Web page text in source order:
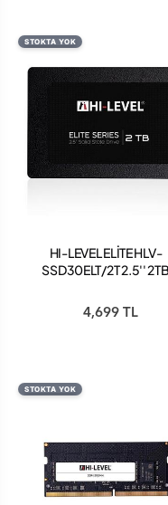
STOKTA YOK
HI-LEVEL ELİTE HLV-
SSD30ELT/2T 2.5'' 2TB
SABİT DİSK
4,699 TL
STOKTA YOK